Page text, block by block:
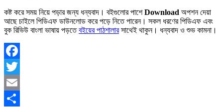
কষ্ট করে সময় নিয়ে পড়ার জন্য ধন্যবাদ। বইগুলোর পাশেDownload অপশন দেয়া
আছে চাইলে পিডিএফ ডাউনলোড করে পড়ে নিতে পারেন। সকল ধরণের পিডিএফ এবং
বুক রিভিউ বাংলা ভাষায় পড়তেবইয়ের পাঠশালারসাথেই থাকুন। ধন্যবাদ ও শুভ কামনা।
Facebook
Twitter
Email